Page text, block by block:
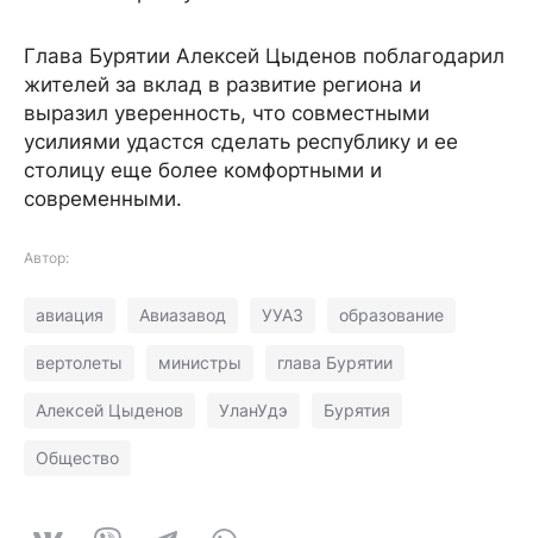
Глава Бурятии Алексей Цыденов поблагодарил
жителей за вклад в развитие региона и
выразил уверенность, что совместными
усилиями удастся сделать республику и ее
столицу еще более комфортными и
современными.
Автор:
авиация Авиазавод УУАЗ образование
вертолеты министры глава Бурятии
Алексей Цыденов УланУдэ Бурятия
Общество